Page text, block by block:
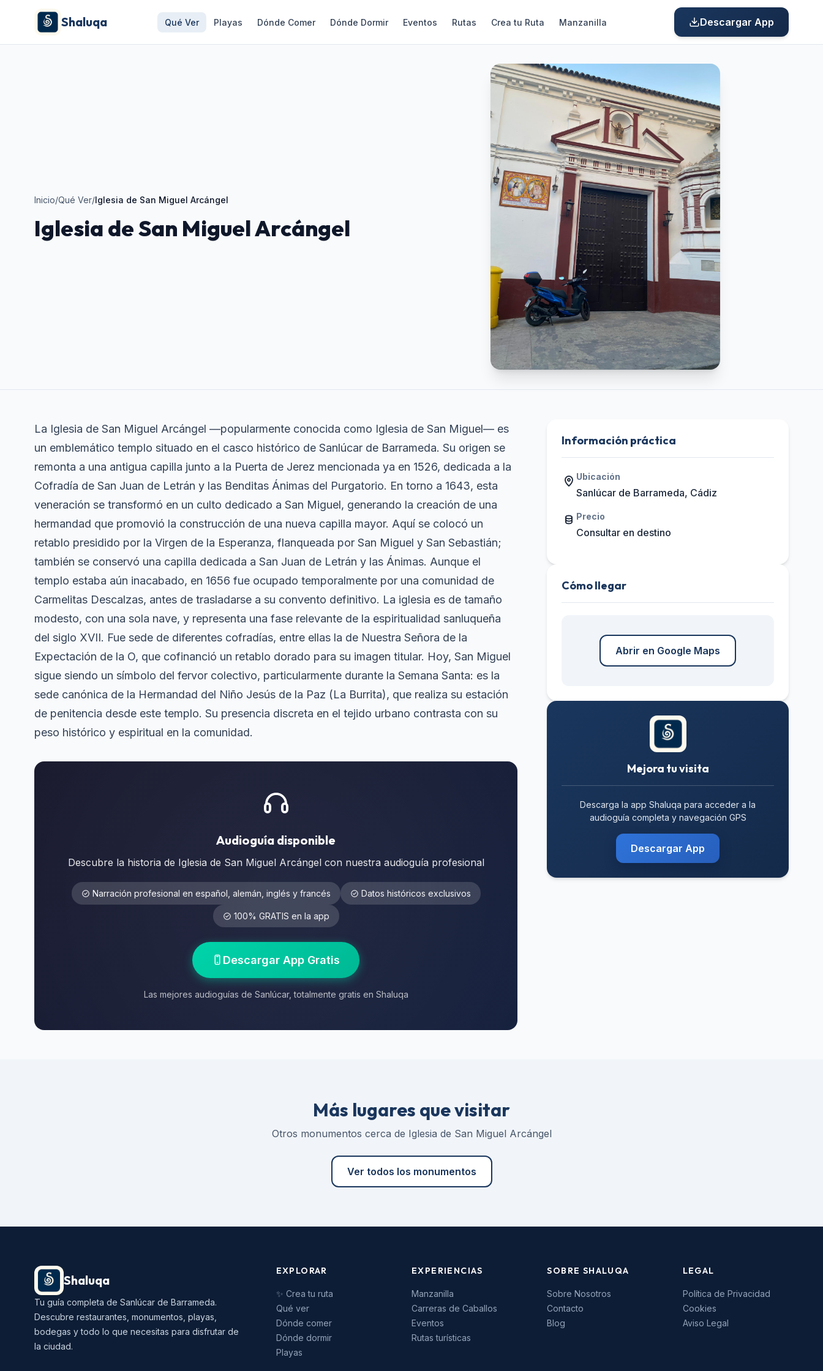
Shaluqa Qué Ver Playas Dónde Comer Dónde Dormir Eventos Rutas Crea tu Ruta Manzanilla Descargar App
Inicio/Qué Ver/Iglesia de San Miguel Arcángel
Iglesia de San Miguel Arcángel
La Iglesia de San Miguel Arcángel —popularmente conocida como Iglesia de San Miguel— es
un emblemático templo situado en el casco histórico de Sanlúcar de Barrameda. Su origen se
remonta a una antigua capilla junto a la Puerta de Jerez mencionada ya en 1526, dedicada a la
Cofradía de San Juan de Letrán y las Benditas Ánimas del Purgatorio. En torno a 1643, esta
veneración se transformó en un culto dedicado a San Miguel, generando la creación de una
hermandad que promovió la construcción de una nueva capilla mayor. Aquí se colocó un
retablo presidido por la Virgen de la Esperanza, flanqueada por San Miguel y San Sebastián;
también se conservó una capilla dedicada a San Juan de Letrán y las Ánimas. Aunque el
templo estaba aún inacabado, en 1656 fue ocupado temporalmente por una comunidad de
Carmelitas Descalzas, antes de trasladarse a su convento definitivo. La iglesia es de tamaño
modesto, con una sola nave, y representa una fase relevante de la espiritualidad sanluqueña
del siglo XVII. Fue sede de diferentes cofradías, entre ellas la de Nuestra Señora de la
Expectación de la O, que cofinanció un retablo dorado para su imagen titular. Hoy, San Miguel
sigue siendo un símbolo del fervor colectivo, particularmente durante la Semana Santa: es la
sede canónica de la Hermandad del Niño Jesús de la Paz (La Burrita), que realiza su estación
de penitencia desde este templo. Su presencia discreta en el tejido urbano contrasta con su
peso histórico y espiritual en la comunidad.
Audioguía disponible
Descubre la historia de Iglesia de San Miguel Arcángel con nuestra audioguía profesional
Narración profesional en español, alemán, inglés y francés Datos históricos exclusivos
100% GRATIS en la app
Descargar App Gratis
Las mejores audioguías de Sanlúcar, totalmente gratis en Shaluqa
Información práctica
Ubicación
Sanlúcar de Barrameda, Cádiz
Precio
Consultar en destino
Cómo llegar
Abrir en Google Maps
Mejora tu visita
Descarga la app Shaluqa para acceder a la
audioguía completa y navegación GPS
Descargar App
Más lugares que visitar
Otros monumentos cerca de Iglesia de San Miguel Arcángel
Ver todos los monumentos
Shaluqa
Tu guía completa de Sanlúcar de Barrameda.
Descubre restaurantes, monumentos, playas,
bodegas y todo lo que necesitas para disfrutar de
la ciudad.
EXPLORAR
✨ Crea tu ruta
Qué ver
Dónde comer
Dónde dormir
Playas
EXPERIENCIAS
Manzanilla
Carreras de Caballos
Eventos
Rutas turísticas
SOBRE SHALUQA
Sobre Nosotros
Contacto
Blog
LEGAL
Política de Privacidad
Cookies
Aviso Legal